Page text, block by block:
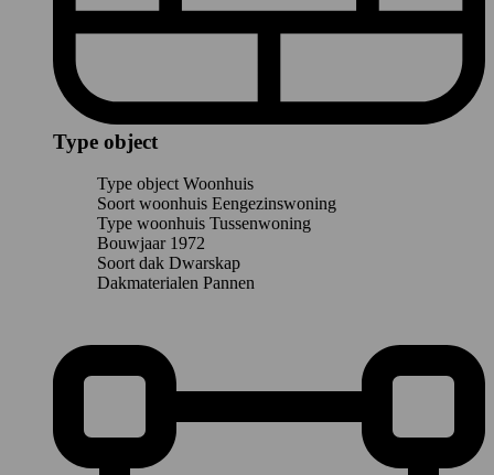
Type object
Type object Woonhuis
Soort woonhuis Eengezinswoning
Type woonhuis Tussenwoning
Bouwjaar 1972
Soort dak Dwarskap
Dakmaterialen Pannen